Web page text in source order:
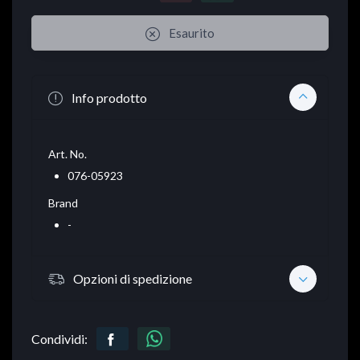
Esaurito
Info prodotto
Art. No.
076-05923
Brand
-
Opzioni di spedizione
Condividi: